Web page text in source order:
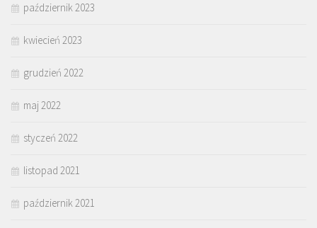
październik 2023
kwiecień 2023
grudzień 2022
maj 2022
styczeń 2022
listopad 2021
październik 2021